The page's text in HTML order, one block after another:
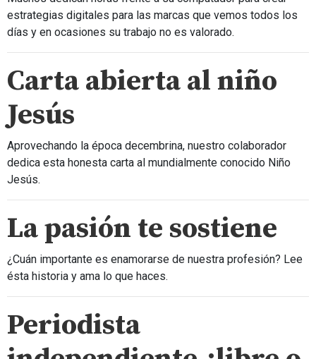
estrategias digitales para las marcas que vemos todos los
días y en ocasiones su trabajo no es valorado.
Carta abierta al niño
Jesús
Aprovechando la época decembrina, nuestro colaborador
dedica esta honesta carta al mundialmente conocido Niño
Jesús.
La pasión te sostiene
¿Cuán importante es enamorarse de nuestra profesión? Lee
ésta historia y ama lo que haces.
Periodista